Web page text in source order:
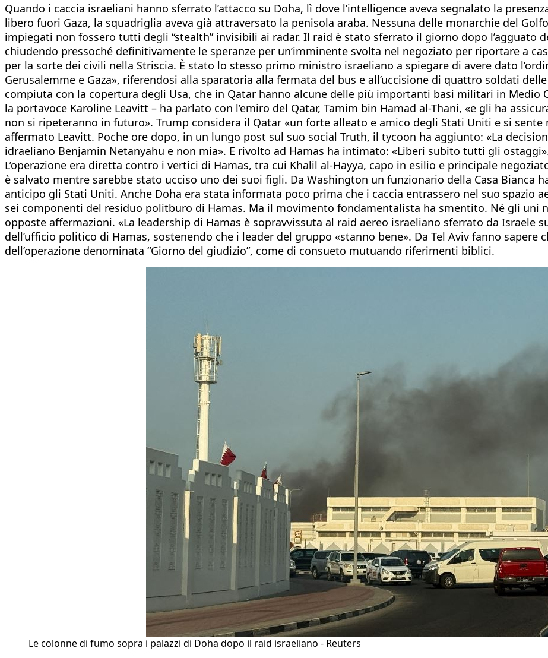
Quando i caccia israeliani hanno sferrato l’attacco su Doha, lì dove l’intelligence aveva segnalato la
libero fuori Gaza, la squadriglia aveva già attraversato la penisola araba. Nessuna delle monarchie del
impiegati non fossero tutti degli “stealth” invisibili ai radar. Il raid è stato sferrato il giorno dopo l’agguato
chiudendo pressoché definitivamente le speranze per un’imminente svolta nel negoziato per riportare a
per la sorte dei civili nella Striscia. È stato lo stesso primo ministro israeliano a spiegare di avere dato
Gerusalemme e Gaza», riferendosi alla sparatoria alla fermata del bus e all’uccisione di quattro soldati
compiuta con la copertura degli Usa, che in Qatar hanno alcune delle più importanti basi militari in
la portavoce Karoline Leavitt – ha parlato con l’emiro del Qatar, Tamim bin Hamad al-Thani, «e gli ha
non si ripeteranno in futuro». Trump considera il Qatar «un forte alleato e amico degli Stati Uniti e si
affermato Leavitt. Poche ore dopo, in un lungo post sul suo social Truth, il tycoon ha aggiunto: «La
idraeliano Benjamin Netanyahu e non mia». E rivolto ad Hamas ha intimato: «Liberi subito tutti gli
L’operazione era diretta contro i vertici di Hamas, tra cui Khalil al-Hayya, capo in esilio e principale
è salvato mentre sarebbe stato ucciso uno dei suoi figli. Da Washington un funzionario della Casa Bianca
anticipo gli Stati Uniti. Anche Doha era stata informata poco prima che i caccia entrassero nel suo spazio
sei componenti del residuo politburo di Hamas. Ma il movimento fondamentalista ha smentito. Né gli uni
opposte affermazioni. «La leadership di Hamas è sopravvissuta al raid aereo israeliano sferrato da Israele
dell’ufficio politico di Hamas, sostenendo che i leader del gruppo «stanno bene». Da Tel Aviv fanno sapere
dell’operazione denominata “Giorno del giudizio”, come di consueto mutuando riferimenti biblici.
Le colonne di fumo sopra i palazzi di Doha dopo il raid israeliano - Reuters